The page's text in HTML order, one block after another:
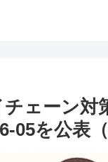
ェーン対
05を公表（